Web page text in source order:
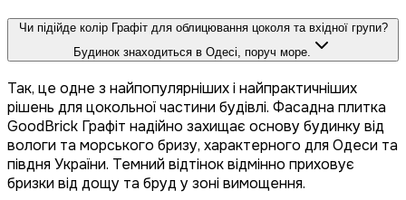
Чи підійде колір Графіт для облицювання цоколя та вхідної групи?
Будинок знаходиться в Одесі, поруч море.
Так, це одне з найпопулярніших і найпрактичніших
рішень для цокольної частини будівлі. Фасадна плитка
GoodBrick Графіт надійно захищає основу будинку від
вологи та морського бризу, характерного для Одеси та
півдня України. Темний відтінок відмінно приховує
бризки від дощу та бруд у зоні вимощення.